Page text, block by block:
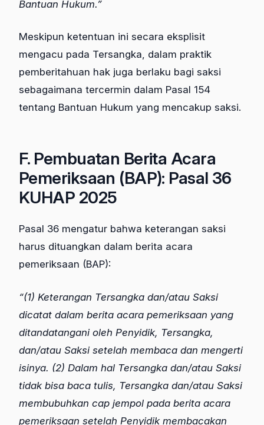
Bantuan Hukum.”
Meskipun ketentuan ini secara eksplisit
mengacu pada Tersangka, dalam praktik
pemberitahuan hak juga berlaku bagi saksi
sebagaimana tercermin dalam Pasal 154
tentang Bantuan Hukum yang mencakup saksi.
F. Pembuatan Berita Acara
Pemeriksaan (BAP): Pasal 36
KUHAP 2025
Pasal 36 mengatur bahwa keterangan saksi
harus dituangkan dalam berita acara
pemeriksaan (BAP):
“(1) Keterangan Tersangka dan/atau Saksi
dicatat dalam berita acara pemeriksaan yang
ditandatangani oleh Penyidik, Tersangka,
dan/atau Saksi setelah membaca dan mengerti
isinya. (2) Dalam hal Tersangka dan/atau Saksi
tidak bisa baca tulis, Tersangka dan/atau Saksi
membubuhkan cap jempol pada berita acara
pemeriksaan setelah Penyidik membacakan